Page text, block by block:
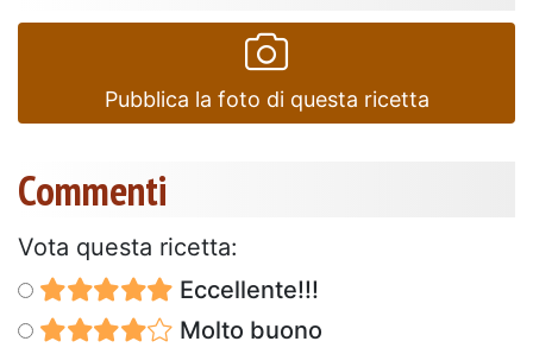
Pubblica la foto di questa ricetta
Commenti
Vota questa ricetta:
Eccellente!!!
Molto buono